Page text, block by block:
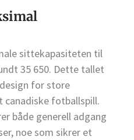
sittekapasiteten til
35 650. Dette tallet
for store
canadiske fotballspill.
både generell adgang
noe som sikrer et